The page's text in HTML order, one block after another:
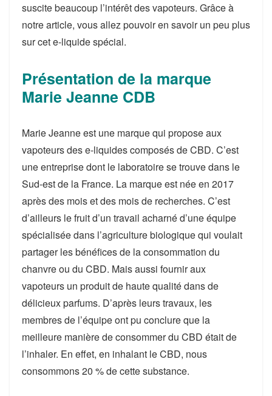
suscite beaucoup l’intérêt des vapoteurs. Grâce à
notre article, vous allez pouvoir en savoir un peu plus
sur cet e-liquide spécial.
Présentation de la marque
Marie Jeanne CDB
Marie Jeanne est une marque qui propose aux
vapoteurs des e-liquides composés de CBD. C’est
une entreprise dont le laboratoire se trouve dans le
Sud-est de la France. La marque est née en 2017
après des mois et des mois de recherches. C’est
d’ailleurs le fruit d’un travail acharné d’une équipe
spécialisée dans l’agriculture biologique qui voulait
partager les bénéfices de la consommation du
chanvre ou du CBD. Mais aussi fournir aux
vapoteurs un produit de haute qualité dans de
délicieux parfums. D’après leurs travaux, les
membres de l’équipe ont pu conclure que la
meilleure manière de consommer du CBD était de
l’inhaler. En effet, en inhalant le CBD, nous
consommons 20 % de cette substance.